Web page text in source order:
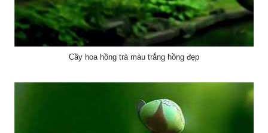
Cầy hoa hồng trà màu trắng hồng đẹp